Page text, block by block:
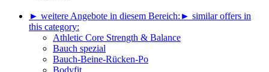
► weitere Angebote in diesem Bereich: ► similar offers in
this category:
Athletic Core Strength & Balance
Bauch spezial
Bauch-Beine-Rücken-Po